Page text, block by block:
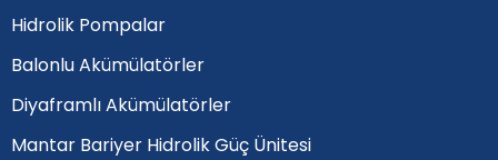
Hidrolik Pompalar
Balonlu Akümülatörler
Diyaframlı Akümülatörler
Mantar Bariyer Hidrolik Güç Ünitesi